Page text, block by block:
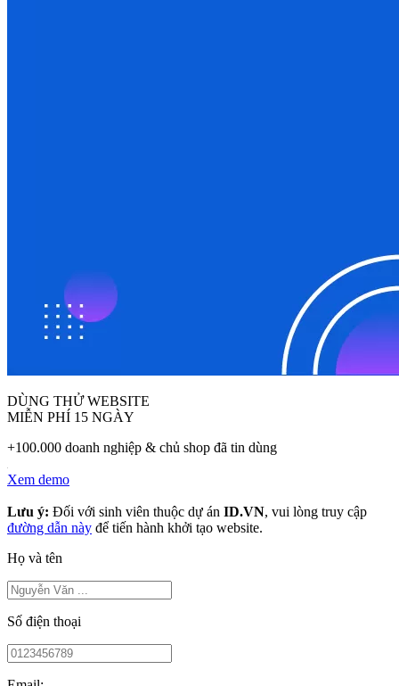
DÙNG THỬ WEBSITE
MIỄN PHÍ 15 NGÀY
+100.000 doanh nghiệp & chủ shop đã tin dùng
Xem demo
Lưu ý: Đối với sinh viên thuộc dự án ID.VN, vui lòng truy cập
đường dẫn này để tiến hành khởi tạo website.
Họ và tên
Số điện thoại